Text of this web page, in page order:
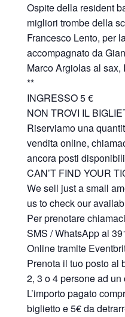
Ospite della resident
migliori trombe della
Francesco Lento, per
accompagnato da
Marco Argiolas al
**
INGRESSO 5 €
NON TROVI IL
Riserviamo una
vendita online,
ancora posti
CAN’T FIND YOUR
We sell just a small
us to check our
Per prenotare
SMS / WhatsApp al
Online tramite
Prenota il tuo posto al
2, 3 o 4 persone ad
L’importo pagato
biglietto e 5€ da